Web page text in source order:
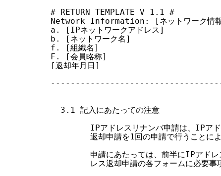
# RETURN TEMPLATE V 1.1 #
Network Information: [ネットワーク情
a. [IPネットワークアドレス]
b. [ネットワーク名]
f. [組織名]
F. [会員略称]
[返却年月日]
  3.1 記入にあたっての注意
IPアドレスリナンバ申請は、IPアド
返却申請を1回の申請で行うことによ
申請にあたっては、前半にIPアドレ
レス返却申請の各フォームに必要事